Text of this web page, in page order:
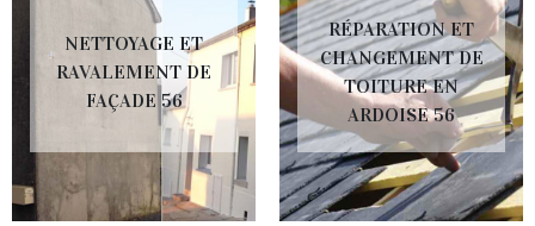
NETTOYAGE ET
RAVALEMENT DE
FAÇADE 56
RÉPARATION ET
CHANGEMENT DE
TOITURE EN
ARDOISE 56